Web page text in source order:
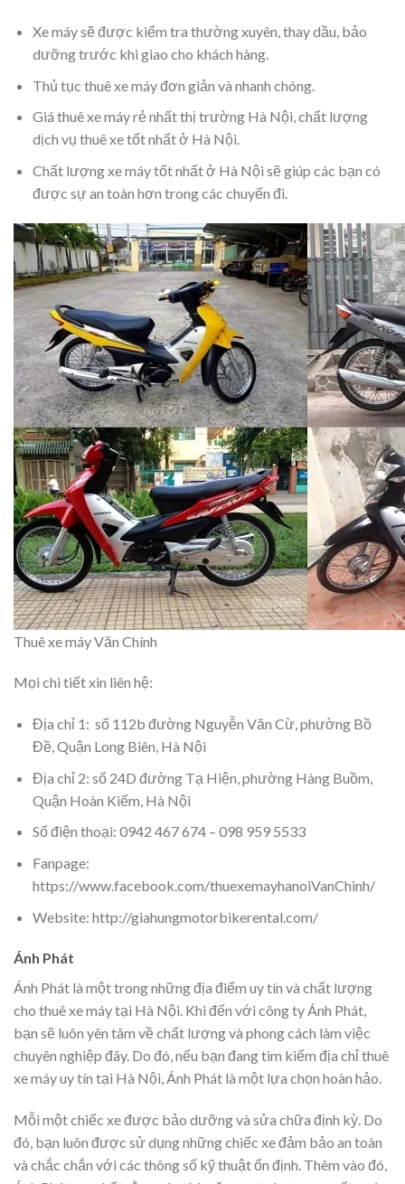
Xe máy sẽ được kiểm tra thường xuyên, thay dầu, bảo
dưỡng trước khi giao cho khách hàng.
Thủ tục thuê xe máy đơn giản và nhanh chóng.
Giá thuê xe máy rẻ nhất thị trường Hà Nội, chất lượng
dịch vụ thuê xe tốt nhất ở Hà Nội.
Chất lượng xe máy tốt nhất ở Hà Nội sẽ giúp các bạn có
được sự an toàn hơn trong các chuyến đi.
Thuê xe máy Văn Chính
Mọi chi tiết xin liên hệ:
Địa chỉ 1: số 112b đường Nguyễn Văn Cừ, phường Bồ
Đề, Quận Long Biên, Hà Nội
Địa chỉ 2: số 24D đường Tạ Hiện, phường Hàng Buồm,
Quận Hoàn Kiếm, Hà Nội
Số điện thoại: 0942 467 674 – 098 959 5533
Fanpage:
https://www.facebook.com/thuexemayhanoiVanChinh/
Website: http://giahungmotorbikerental.com/
Ánh Phát
Ánh Phát là một trong những địa điểm uy tín và chất lượng
cho thuê xe máy tại Hà Nội. Khi đến với công ty Ánh Phát,
bạn sẽ luôn yên tâm về chất lượng và phong cách làm việc
chuyên nghiệp đây. Do đó, nếu bạn đang tìm kiếm địa chỉ thuê
xe máy uy tín tại Hà Nội, Ánh Phát là một lựa chọn hoàn hảo.
Mỗi một chiếc xe được bảo dưỡng và sửa chữa định kỳ. Do
đó, bạn luôn được sử dụng những chiếc xe đảm bảo an toàn
và chắc chắn với các thông số kỹ thuật ổn định. Thêm vào đó,